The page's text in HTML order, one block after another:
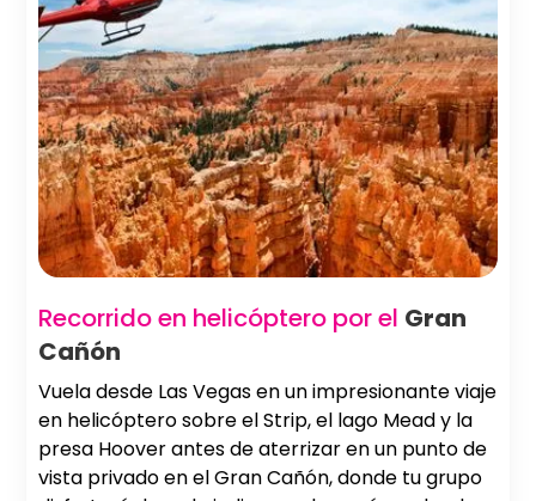
Recorrido en helicóptero por el Gran
Cañón
Vuela desde Las Vegas en un impresionante viaje
en helicóptero sobre el Strip, el lago Mead y la
presa Hoover antes de aterrizar en un punto de
vista privado en el Gran Cañón, donde tu grupo